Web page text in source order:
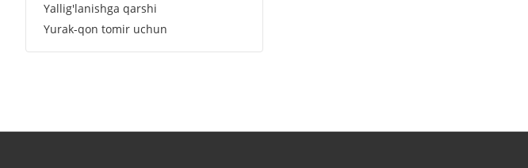
Yallig'lanishga qarshi
Yurak-qon tomir uchun